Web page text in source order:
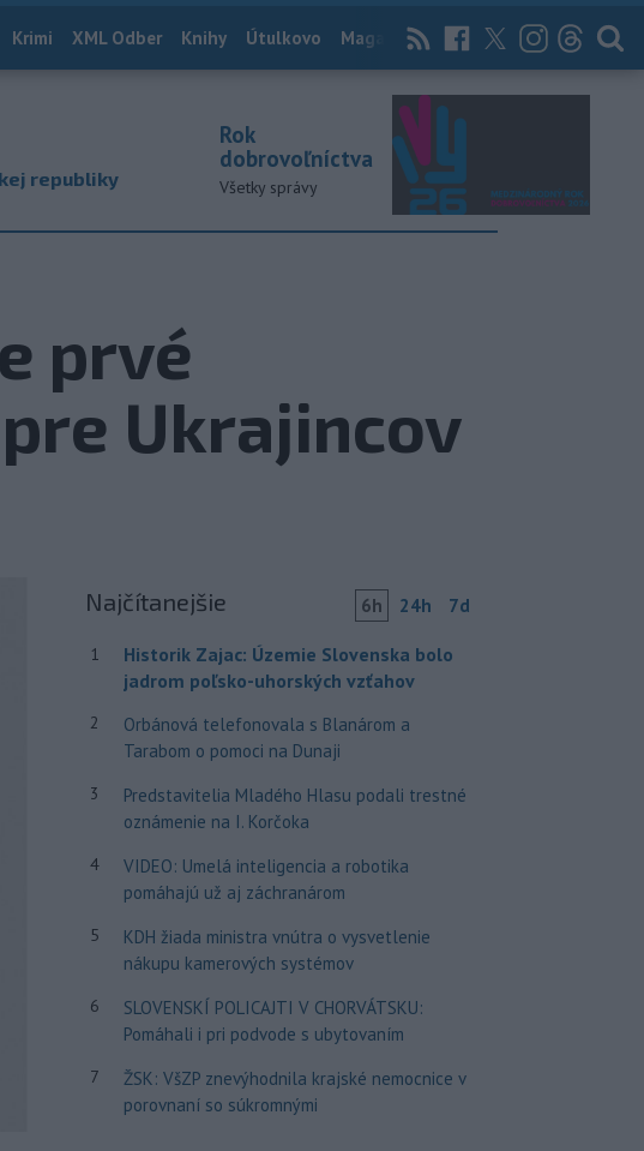
Krimi XML Odber Knihy Útulkovo Magazín News Now Archív
republiky
Rok
dobrovoľníctva
Všetky správy
prvé
Ukrajincov
Najčítanejšie 6h 24h 7d
1
Historik Zajac: Územie Slovenska bolo
jadrom poľsko-uhorských vzťahov
2
Orbánová telefonovala s Blanárom a
Tarabom o pomoci na Dunaji
3
Predstavitelia Mladého Hlasu podali trestné
oznámenie na I. Korčoka
4
VIDEO: Umelá inteligencia a robotika
pomáhajú už aj záchranárom
5
KDH žiada ministra vnútra o vysvetlenie
nákupu kamerových systémov
6
SLOVENSKÍ POLICAJTI V CHORVÁTSKU:
Pomáhali i pri podvode s ubytovaním
7
ŽSK: VšZP znevýhodnila krajské nemocnice v
porovnaní so súkromnými